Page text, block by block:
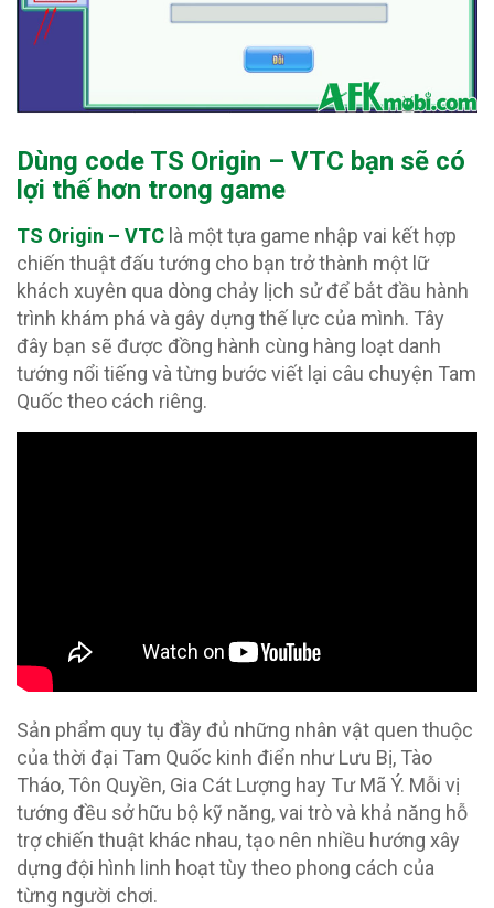
Dùng code TS Origin – VTC bạn sẽ có
lợi thế hơn trong game
TS Origin – VTC là một tựa game nhập vai kết hợp
chiến thuật đấu tướng cho bạn trở thành một lữ
khách xuyên qua dòng chảy lịch sử để bắt đầu hành
trình khám phá và gây dựng thế lực của mình. Tây
đây bạn sẽ được đồng hành cùng hàng loạt danh
tướng nổi tiếng và từng bước viết lại câu chuyện Tam
Quốc theo cách riêng.
Sản phẩm quy tụ đầy đủ những nhân vật quen thuộc
của thời đại Tam Quốc kinh điển như Lưu Bị, Tào
Tháo, Tôn Quyền, Gia Cát Lượng hay Tư Mã Ý. Mỗi vị
tướng đều sở hữu bộ kỹ năng, vai trò và khả năng hỗ
trợ chiến thuật khác nhau, tạo nên nhiều hướng xây
dựng đội hình linh hoạt tùy theo phong cách của
từng người chơi.